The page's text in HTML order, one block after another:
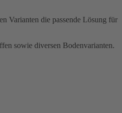
Varianten die passende Lösung für
sowie diversen Bodenvarianten.